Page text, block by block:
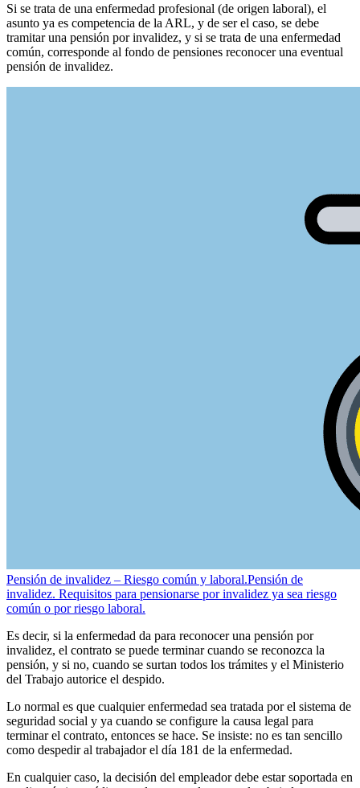
Si se trata de una enfermedad profesional (de origen laboral), el
asunto ya es competencia de la ARL, y de ser el caso, se debe
tramitar una pensión por invalidez, y si se trata de una enfermedad
común, corresponde al fondo de pensiones reconocer una eventual
pensión de invalidez.
Pensión de invalidez – Riesgo común y laboral.Pensión de
invalidez. Requisitos para pensionarse por invalidez ya sea riesgo
común o por riesgo laboral.
Es decir, si la enfermedad da para reconocer una pensión por
invalidez, el contrato se puede terminar cuando se reconozca la
pensión, y si no, cuando se surtan todos los trámites y el Ministerio
del Trabajo autorice el despido.
Lo normal es que cualquier enfermedad sea tratada por el sistema de
seguridad social y ya cuando se configure la causa legal para
terminar el contrato, entonces se hace. Se insiste: no es tan sencillo
como despedir al trabajador el día 181 de la enfermedad.
En cualquier caso, la decisión del empleador debe estar soportada en